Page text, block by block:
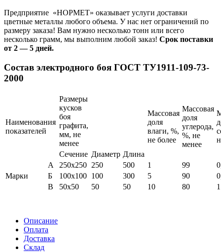
Предприятие «НОРМЕТ» оказывает услуги доставки
цветные металлы любого объема. У нас нет ограничений по
размеру заказа! Вам нужно несколько тонн или всего
несколько грамм, мы выполним любой заказ! Срок поставки
от 2 — 5 дней.
Состав электродного боя ГОСТ ТУ1911-109-73-
2000
Наименования
показателей
Размеры
кусков
боя
графита,
мм, не
менее
Массовая
доля
влаги, %,
не более
Массовая
доля
углерода,
%, не
менее
Сечение Диаметр Длина
Марки
А 250х250 250 500 1 99
Б
100х100 100 300 5 90
В
50х50 50 50 10 80 1
Описание
Оплата
Доставка
Склад